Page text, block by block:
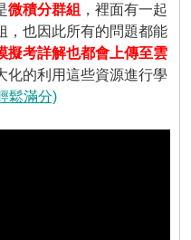
微積分群組 ，裡面有一起
，也因此所有的問題都能
擬考詳解也都會上傳至雲
化的利用這些資源進行學
鬆滿分)